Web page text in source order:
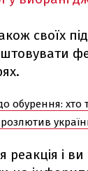
своїх
до обурення:
реакція і